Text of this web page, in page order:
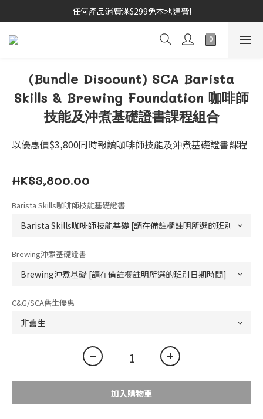
任何產品消費滿$299免本地運費!
(Bundle Discount) SCA Barista
Skills & Brewing Foundation 咖啡師
技能及沖煮基礎證書課程組合
以優惠價$3,800同時報讀咖啡師技能及沖煮基礎證書課程
HK$3,800.00
Barista Skills咖啡師技能基礎證書
Brewing沖煮基礎證書
C&G/SCA舊生優惠
加入購物車